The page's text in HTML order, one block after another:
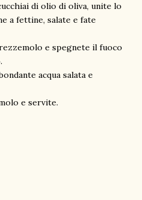
di olio di oliva, unite lo
a fettine, salate e fate
e spegnete il fuoco
acqua salata e
e servite.